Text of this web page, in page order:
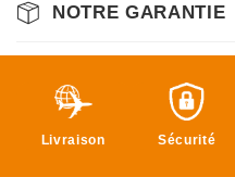
NOTRE GARANTIE
Livraison Sécurité